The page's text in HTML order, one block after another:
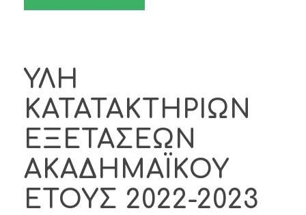
ΥΛΗ
ΚΑΤΑΤΑΚΤΗΡΙΩΝ
ΕΞΕΤΑΣΕΩΝ
ΑΚΑΔΗΜΑΪΚΟΥ
ΕΤΟΥΣ 2022-2023